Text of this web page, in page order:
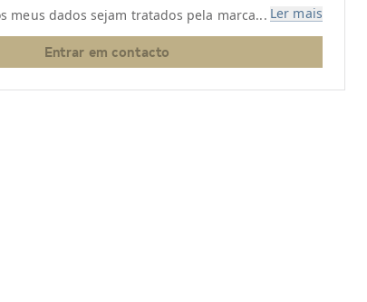
meus dados sejam tratados pela marca... Ler mais
Entrar em contacto